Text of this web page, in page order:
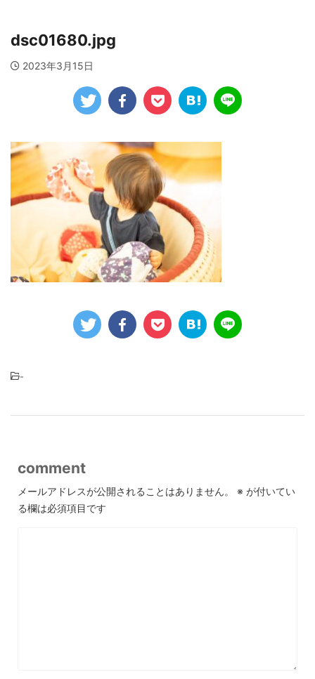
dsc01680.jpg
2023年3月15日
-
comment
メールアドレスが公開されることはありません。 ※ が付いてい
る欄は必須項目です